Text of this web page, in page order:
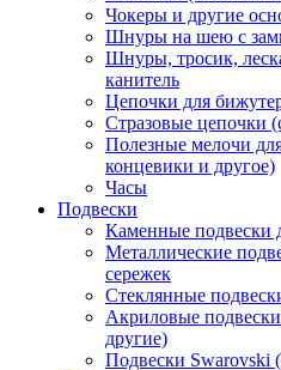
Чокеры и другие
Шнуры на шею с
Шнуры, тросик,
канитель
Цепочки для
Стразовые цепочки
Полезные мелочи
концевики и другое)
Часы
Подвески
Каменные подвески
Металлические
сережек
Стеклянные
Акриловые
другие)
Подвески Swarovski